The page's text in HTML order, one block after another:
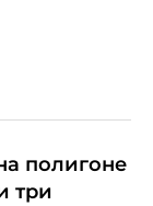
полигоне
три